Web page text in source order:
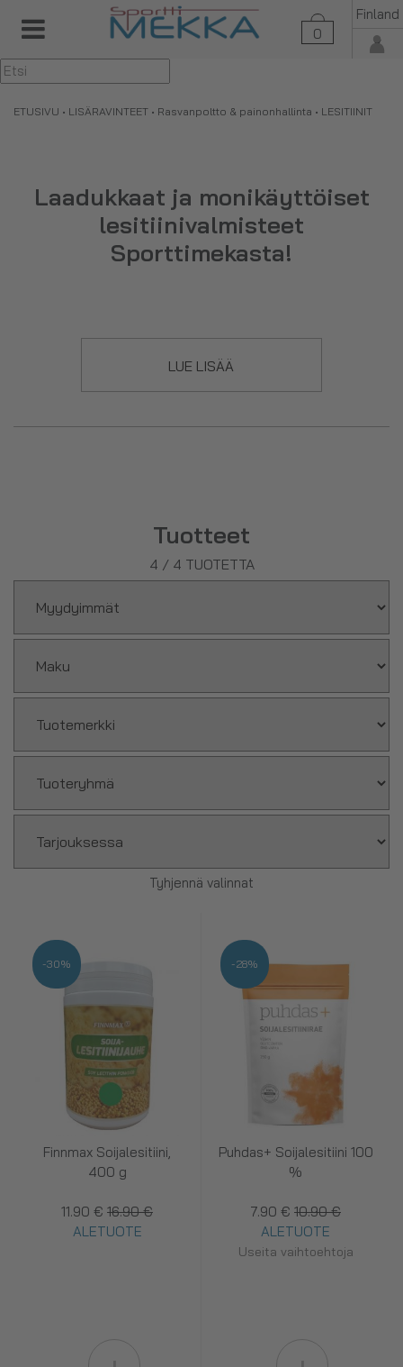
0
Finland
▼
ETUSIVU • LISÄRAVINTEET • Rasvanpoltto & painonhallinta • LESITIINIT
Laadukkaat ja monikäyttöiset
lesitiinivalmisteet
Sporttimekasta!
tuotteissa ja myös antamaan kermaisuutta niihin esimerkiksi
raakasuklaassa. Lesitiinit sisältävät myös keholle tärkeitä
LUE LISÄÄ
Tuotteet
4 / 4 TUOTETTA
Tyhjennä valinnat
Finnmax Soijalesitiini,
400 g
11.90 € 16.90 €
ALETUOTE
-30%
Puhdas+ Soijalesitiini 100
%
7.90 € 10.90 €
ALETUOTE
Useita vaihtoehtoja
-28%